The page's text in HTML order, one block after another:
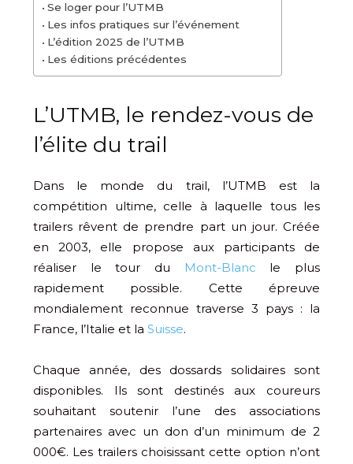
Se loger pour l’UTMB
Les infos pratiques sur l’événement
L’édition 2025 de l’UTMB
Les éditions précédentes
L’UTMB, le rendez-vous de
l’élite du trail
Dans le monde du trail, l’UTMB est la
compétition ultime, celle à laquelle tous les
trailers rêvent de prendre part un jour. Créée
en 2003, elle propose aux participants de
réaliser le tour du
Mont-Blanc le plus
rapidement possible. Cette épreuve
mondialement reconnue traverse 3 pays : la
France, l’Italie et la Suisse.
Chaque année, des dossards solidaires sont
disponibles. Ils sont destinés aux coureurs
souhaitant soutenir l’une des associations
partenaires avec un don d’un minimum de 2
000€. Les trailers choisissant cette option n’ont